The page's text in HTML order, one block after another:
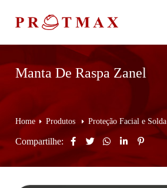
Manta De Raspa Zanel
Home Produtos Proteção Facial e Solda
Compartilhe: